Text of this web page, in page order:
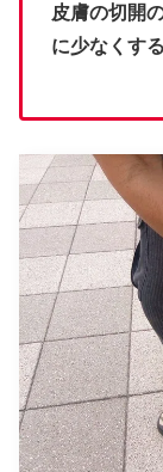
皮膚の切開
に少なくす